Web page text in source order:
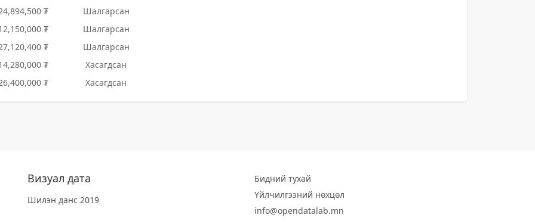
₮
Шалгарсан
₮
Шалгарсан
₮
Шалгарсан
₮
Хасагдсан
₮ Хасагдсан
Визуал дата
Шилэн данс 2019
Бидний тухай
Үйлчилгээний нөхцөл
info@opendatalab.mn